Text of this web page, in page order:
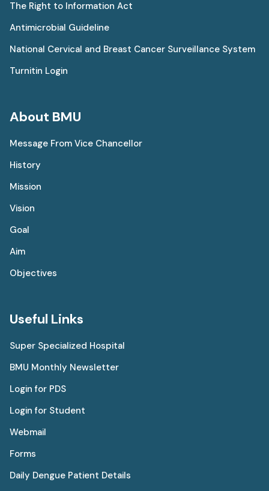
The Right to Information Act
Antimicrobial Guideline
National Cervical and Breast Cancer Surveillance System
Turnitin Login
About BMU
Message From Vice Chancellor
History
Mission
Vision
Goal
Aim
Objectives
Useful Links
Super Specialized Hospital
BMU Monthly Newsletter
Login for PDS
Login for Student
Webmail
Forms
Daily Dengue Patient Details